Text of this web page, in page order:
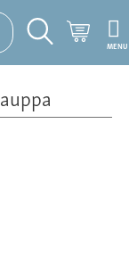
Hakutoiminto
MENU